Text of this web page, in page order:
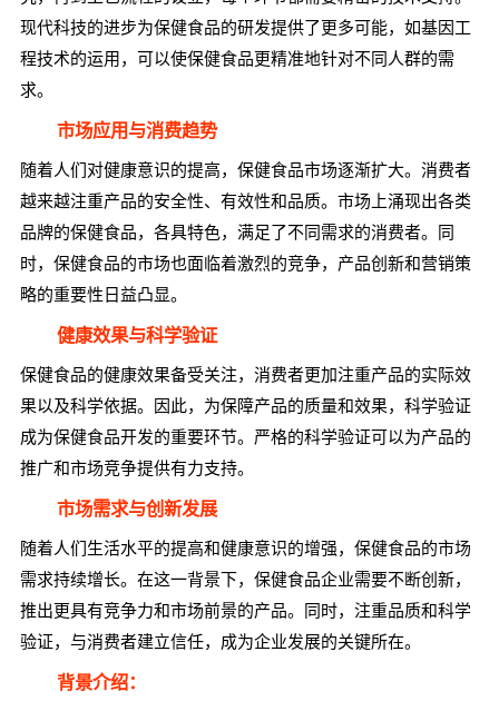
现代科技的进步为保健食品的研发提供了更多可能，如基因工
程技术的运用，可以使保健食品更精准地针对不同人群的需
求。
市场应用与消费趋势
随着人们对健康意识的提高，保健食品市场逐渐扩大。消费者
越来越注重产品的安全性、有效性和品质。市场上涌现出各类
品牌的保健食品，各具特色，满足了不同需求的消费者。同
时，保健食品的市场也面临着激烈的竞争，产品创新和营销策
略的重要性日益凸显。
健康效果与科学验证
保健食品的健康效果备受关注，消费者更加注重产品的实际效
果以及科学依据。因此，为保障产品的质量和效果，科学验证
成为保健食品开发的重要环节。严格的科学验证可以为产品的
推广和市场竞争提供有力支持。
市场需求与创新发展
随着人们生活水平的提高和健康意识的增强，保健食品的市场
需求持续增长。在这一背景下，保健食品企业需要不断创新，
推出更具有竞争力和市场前景的产品。同时，注重品质和科学
验证，与消费者建立信任，成为企业发展的关键所在。
背景介绍：